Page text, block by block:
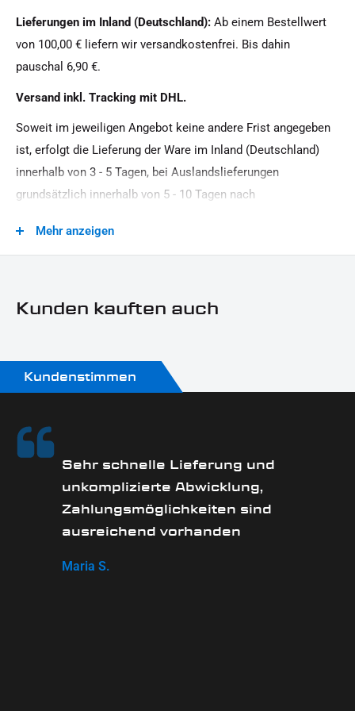
Modellreihe:
Motorradmarke:
Harley-Davidson
Oberfläche:
Lieferungen im Inland (Deutschland): Ab einem Bestellwert
von 100,00 € liefern wir versandkostenfrei. Bis dahin
pauschal 6,90 €.
Versand inkl. Tracking mit DHL.
Soweit im jeweiligen Angebot keine andere Frist angegeben
ist, erfolgt die Lieferung der Ware im Inland (Deutschland)
innerhalb von 3 - 5 Tagen, bei Auslandslieferungen
grundsätzlich innerhalb von 5 - 10 Tagen nach
Zeitpunkt Ihrer Zahlungsanweisung).Beachten Sie, dass an
Mehr anzeigen
Kunden kauften auch
Kundenstimmen
Sehr schnelle Lieferung und
unkomplizierte Abwicklung,
Zahlungsmöglichkeiten sind
ausreichend vorhanden
Maria S.